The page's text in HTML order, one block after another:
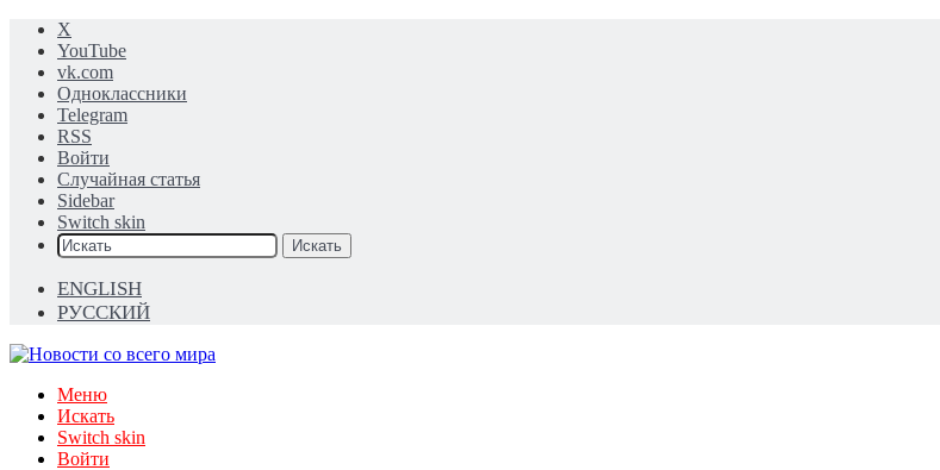
X
YouTube
vk.com
Одноклассники
Telegram
RSS
Войти
Случайная статья
Sidebar
Switch skin
Искать
ENGLISH
РУССКИЙ
Меню
Искать
Switch skin
Войти